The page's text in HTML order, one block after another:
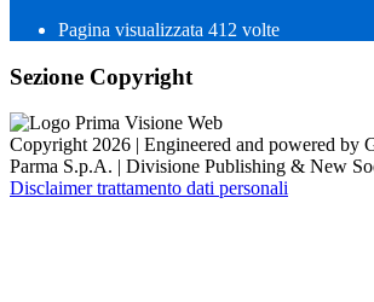
Pagina visualizzata 412 volte
Sezione Copyright
Copyright 2026 | Engineered and powered by
Parma S.p.A. | Divisione Publishing & New
Disclaimer trattamento dati personali